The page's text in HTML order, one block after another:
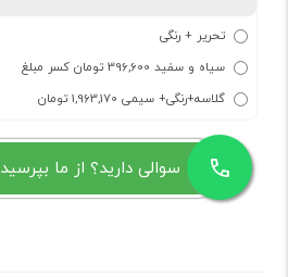
تحریر + رنگی
سیاه و سفید 396,600 تومان کسر مبلغ
گلاسه+رنگی+ سیمی 1,963,170 تومان
سوالی دارید؟ از ما بپرسید